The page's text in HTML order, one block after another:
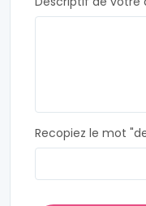
Recopiez le mot